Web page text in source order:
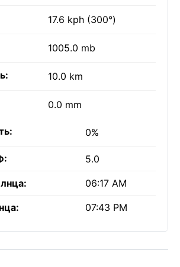
17.6 kph (300°)
1005.0 mb
10.0 km
0.0 mm
0%
5.0
06:17 AM
07:43 PM